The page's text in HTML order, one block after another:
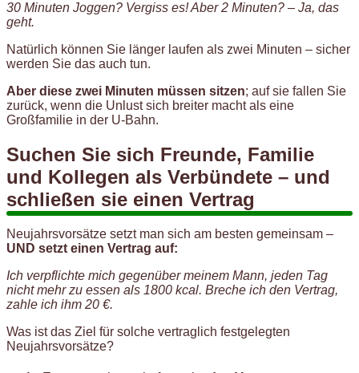
30 Minuten Joggen? Vergiss es! Aber 2 Minuten? – Ja, das
geht.
Natürlich können Sie länger laufen als zwei Minuten – sicher
werden Sie das auch tun.
Aber diese zwei Minuten müssen sitzen; auf sie fallen Sie
zurück, wenn die Unlust sich breiter macht als eine
Großfamilie in der U-Bahn.
Suchen Sie sich Freunde, Familie
und Kollegen als Verbündete – und
schließen sie einen Vertrag
Neujahrsvorsätze setzt man sich am besten gemeinsam –
UND setzt einen Vertrag auf:
Ich verpflichte mich gegenüber meinem Mann, jeden Tag
nicht mehr zu essen als 1800 kcal. Breche ich den Vertrag,
zahle ich ihm 20 €.
Was ist das Ziel für solche vertraglich festgelegten
Neujahrsvorsätze?